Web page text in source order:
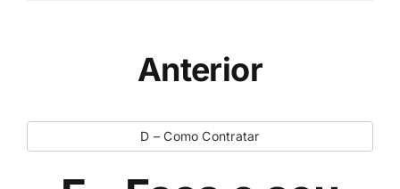
Anterior
D – Como Contratar